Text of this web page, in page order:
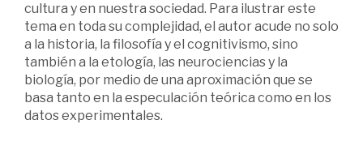
cultura y en nuestra sociedad. Para ilustrar este
tema en toda su complejidad, el autor acude no solo
a la historia, la filosofía y el cognitivismo, sino
también a la etología, las neurociencias y la
biología, por medio de una aproximación que se
basa tanto en la especulación teórica como en los
datos experimentales.